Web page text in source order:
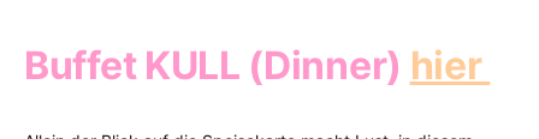
Buffet KULL (Dinner) hier